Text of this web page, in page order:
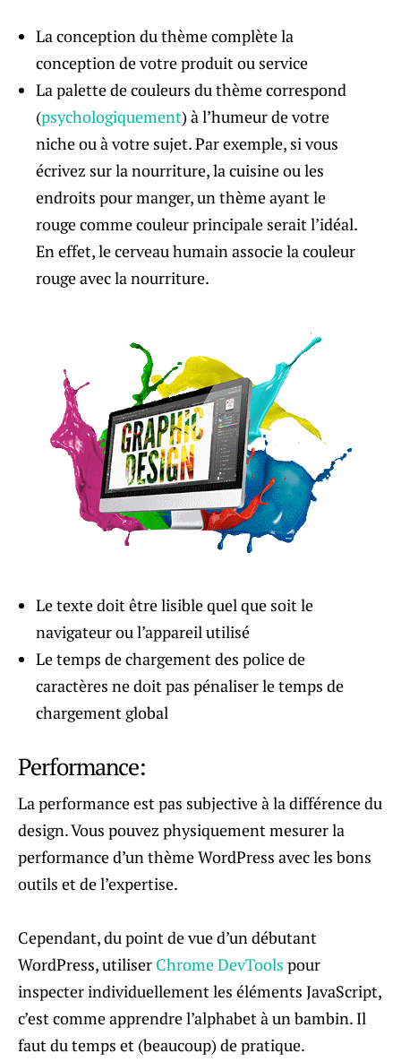
La conception du thème complète la
conception de votre produit ou service
La palette de couleurs du thème correspond
(psychologiquement) à l’humeur de votre
niche ou à votre sujet. Par exemple, si vous
écrivez sur la nourriture, la cuisine ou les
endroits pour manger, un thème ayant le
rouge comme couleur principale serait l’idéal.
En effet, le cerveau humain associe la couleur
rouge avec la nourriture.
Le texte doit être lisible quel que soit le
navigateur ou l’appareil utilisé
Le temps de chargement des police de
caractères ne doit pas pénaliser le temps de
chargement global
Performance:
La performance est pas subjective à la différence du
design. Vous pouvez physiquement mesurer la
performance d’un thème WordPress avec les bons
outils et de l’expertise.
Cependant, du point de vue d’un débutant
WordPress, utiliser Chrome DevTools pour
inspecter individuellement les éléments JavaScript,
c’est comme apprendre l’alphabet à un bambin. Il
faut du temps et (beaucoup) de pratique.